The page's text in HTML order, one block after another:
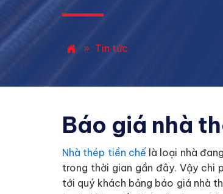
» Tin tức
Báo giá nhà
Nhà thép tiền chế là loại nhà
trong thời gian gần đây. Vậy chi
tới quý khách bảng báo giá nhà